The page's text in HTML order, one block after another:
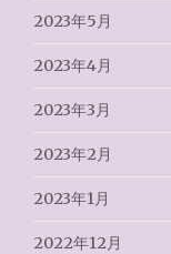
2023年5月
2023年4月
2023年3月
2023年2月
2023年1月
2022年12月